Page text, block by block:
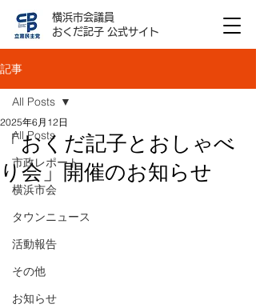
横浜市会議員
おくだ記子 公式サイト
記事
All Posts
市政レポート
横浜市会
タウンニュース
活動報告
その他
お知らせ
All Posts
「おくだ記子とおしゃべ
り会」開催のお知らせ
2025年6月12日